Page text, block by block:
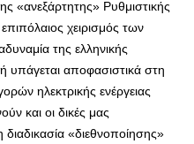
«ανεξάρτητης» Ρυθμιστικής
χειρισμός των
της ελληνικής
υπάγεται αποφασιστικά στη
ηλεκτρικής ενέργειας
και οι δικές μας
«διεθνοποίησης»